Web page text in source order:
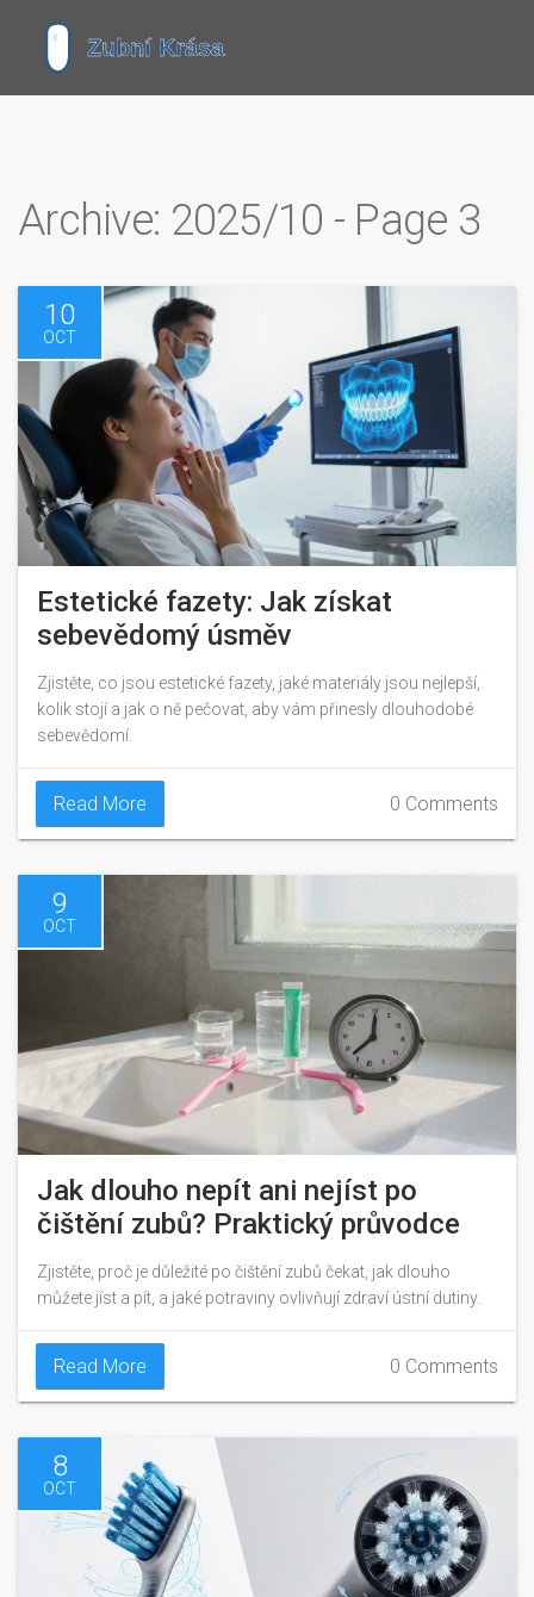
Archive: 2025/10 - Page 3
10
OCT
Estetické fazety: Jak získat
sebevědomý úsměv
Zjistěte, co jsou estetické fazety, jaké materiály jsou nejlepší,
kolik stojí a jak o ně pečovat, aby vám přinesly dlouhodobé
sebevědomí.
Read More 0 Comments
9
OCT
Jak dlouho nepít ani nejíst po
čištění zubů? Praktický průvodce
Zjistěte, proč je důležité po čištění zubů čekat, jak dlouho
můžete jíst a pít, a jaké potraviny ovlivňují zdraví ústní dutiny.
Read More 0 Comments
8
OCT